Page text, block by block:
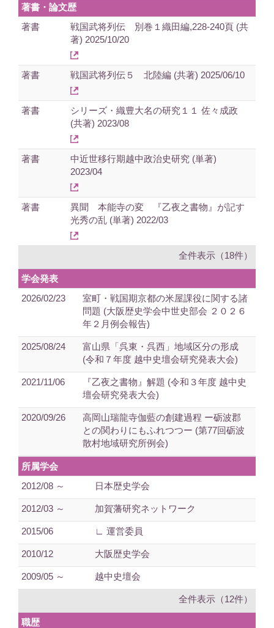
著書・論文歴
著書
戦国武将列伝 別巻１織田編,228-240頁 (共
著) 2025/10/20
著書 戦国武将列伝５ 北陸編 (共著) 2025/06/10
著書
シリーズ・織豊大名の研究１１ 佐々成政
(共著) 2023/08
著書
中近世移行期越中政治史研究 (単著)
2023/04
著書
異聞 本能寺の変 『乙夜之書物』が記す
光秀の乱 (単著) 2022/03
全件表示（18件）
学会発表
2026/02/23
室町・戦国期京都の米屋課役に関する諸
問題 (大阪歴史学会中世史部会 ２０２６
年２月例会報告)
2025/08/24
富山県「呉東・呉西」地域区分の形成
(令和７年度 越中史壇会研究発表大会)
2021/11/06
『乙夜之書物』解題 (令和３年度 越中史
壇会研究発表大会)
2020/09/26
高岡山瑞龍寺伽藍の創建過程 ー砺波郡
との関わりにもふれつつー (第77回砺波
散村地域研究所例会)
所属学会
2012/08 ～
日本歴史学会
2012/03 ～ 加賀藩研究ネットワーク
2015/06 ∟ 運営委員
2010/12 大阪歴史学会
2009/05 ～ 越中史壇会
全件表示（12件）
職歴